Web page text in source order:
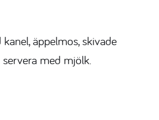
äppelmos, skivade
med mjölk.